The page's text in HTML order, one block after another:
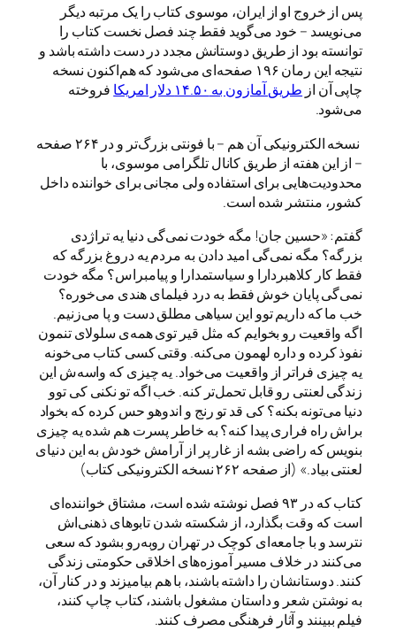
پس از خروج او از ایران، موسوی کتاب را یک مرتبه دیگر
می‌نویسد – خود می‌گوید فقط چند فصل نخست کتاب را
توانسته بود از طریق دوستانش مجدد در دست داشته باشد و
نتیجه این رمان ۱۹۶ صفحه‌ای می‌شود که هم‌اکنون نسخه
چاپی آن از طریق آمازون به ۱۴.۵۰ دلار امریکا
فروخته
می‌شود.
نسخه الکترونیکی آن هم – با فونتی بزرگ‌تر و در ۲۶۴ صفحه
– از این هفته از طریق کانال تلگرامی موسوی، با
محدودیت‌هایی برای استفاده ولی مجانی برای خواننده داخل
کشور، منتشر شده است.
گفتم: «حسین جان! مگه خودت نمی‌گی دنیا یه تراژدی
بزرگه؟ مگه نمی‌گی امید دادن به مردم یه دروغ بزرگه که
فقط کار کلاهبردارا و سیاستمدارا و پیامبراس؟ مگه خودت
نمی‌گی پایان خوش فقط به درد فیلمای هندی می‌خوره؟
خب ما که داریم توو این سیاهی مطلق دست و پا می‌زنیم.
اگه واقعیت رو بخوایم که مثل قیر توی همه‌ی سلولای تنمون
نفوذ کرده و داره لهمون می‌کنه. وقتی کسی کتاب می‌خونه
یه چیزی فراتر از واقعیت می‌خواد. یه چیزی که واسه‌ش این
زندگی لعنتی رو قابل تحمل‌تر کنه. خب اگه تو نکنی کی توو
دنیا می‌تونه بکنه؟ کی قد تو رنج و اندوهو حس کرده که بخواد
براش راه فراری پیدا کنه؟ ‌به خاطر پسرت هم شده یه چیزی
بنویس که راضی بشه از غار پر از آرامش خودش به این دنیای
لعنتی بیاد.» (از صفحه ۲۶۲ نسخه الکترونیکی کتاب)
کتاب که در ۹۳ فصل نوشته شده است، مشتاق خواننده‌ای
است که وقت بگذارد، از شکسته شدن تابوهای ذهنی‌اش
نترسد و با جامعه‌ای کوچک در تهران روبه‌رو بشود که سعی
می‌کنند در خلاف مسیر آموزه‌های اخلاقی حکومتی زندگی
کنند. دوستانشان را داشته باشند، با هم بیامیزند و در کنار آن،
به نوشتن شعر و داستان مشغول باشند، کتاب چاپ کنند،
فیلم ببینند و آثار فرهنگی مصرف کنند.